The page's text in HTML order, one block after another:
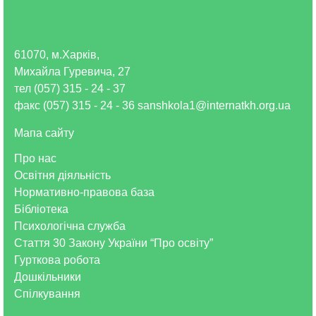
Про нас
Освітня діяльність
Нормативно-правова база
Бібліотека
Психологічна служба
Стаття 30 Закону України “Про освіту”
Гурткова робота
Дошкільники
Спілкування
61070, м.Харків,
Михайла Гуревича, 27
тел (057) 315 - 24 - 37
факс (057) 315 - 24 - 36 sanshkola1@internatkh.org.ua
Мапа сайту